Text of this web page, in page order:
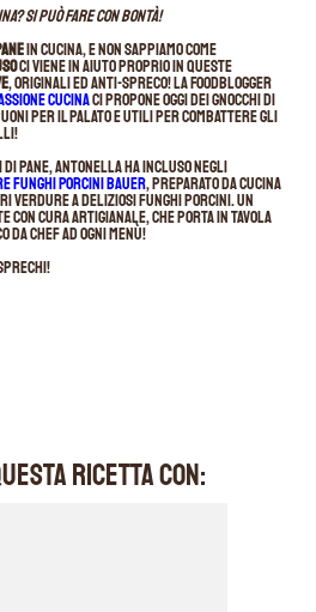
Si può fare con bontà!
in cucina, e non sappiamo come
ci viene in aiuto proprio in queste
, originali ed anti-spreco! La foodblogger
Cucinaci propone oggi dei gnocchi di
per il palato e utili per combattere gli
pane, Antonella ha incluso negli
Funghi Porcini Bauer, preparato da cucina
verdure a deliziosi funghi porcini. Un
con cura artigianale, che porta in tavola
da chef ad ogni menù!
RICETTA CON: